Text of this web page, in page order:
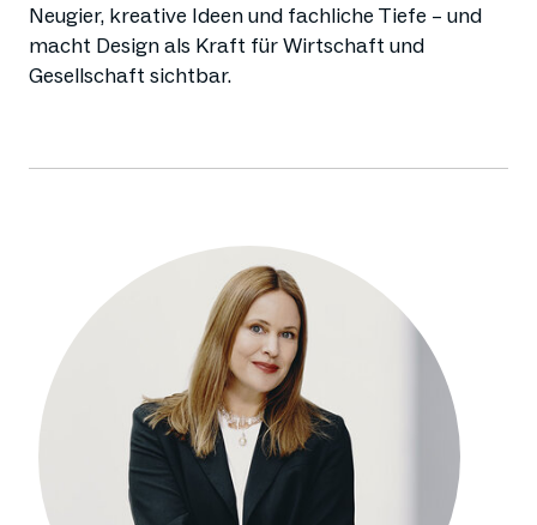
Neugier, kreative Ideen und fachliche Tiefe – und
macht Design als Kraft für Wirtschaft und
Gesellschaft sichtbar.